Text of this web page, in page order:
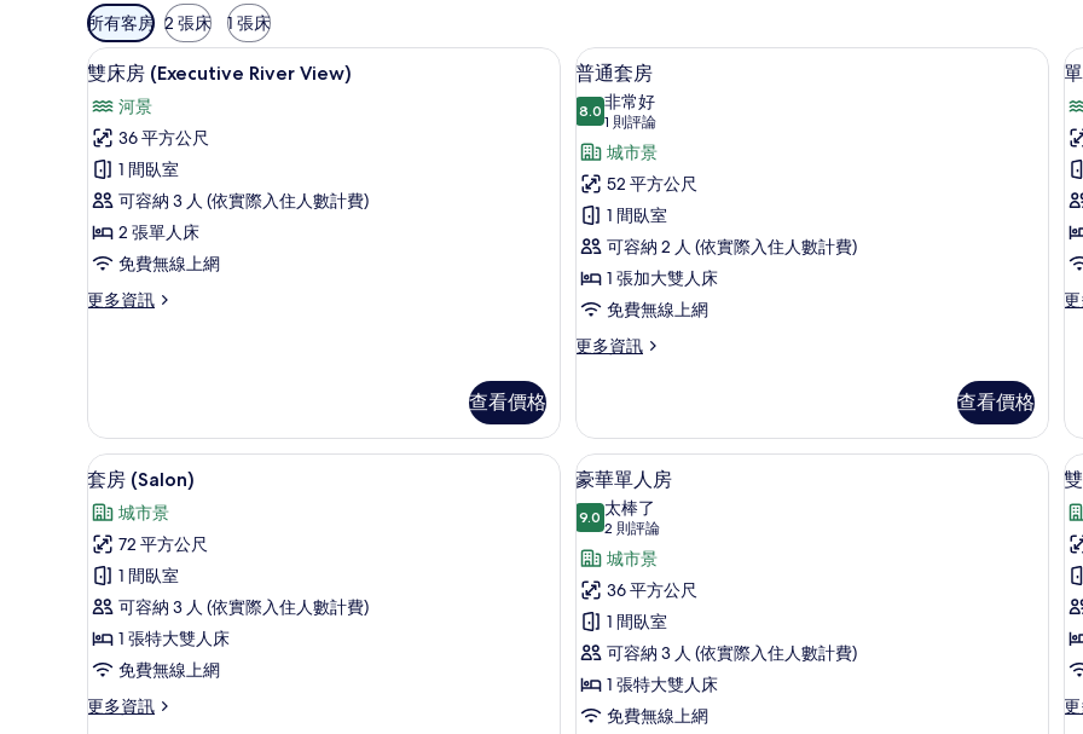
可
用
的
客
房
篩
選
條
件
所有客房 2 張床 1 張床
顯
雙
床
房
(Executive
River
View)
的
片
雙床房 (Executive River View) | 1 間臥室、低過敏寢具、客房內保險箱、書桌
6
雙床房 (Executive River View)
河景
36 平方公尺
1 間臥室
可容納 3 人 (依實際入住人數計費)
2 張單人床
免費無線上網
更多資訊
更
River
View)
的
詳
情
查看價格
顯
示
普
通
套
房
的
所
有
相
普通套房 | 1 間臥室、低過敏寢具、客
4
普通套房
8.08.0 分，滿分 10 分
非常好
1 則評論
(1
則
評
論)
城市景
52 平方公尺
1 間臥室
可容納 2 人 (依實際入住人數計費)
1 張加大雙人床
免費無線上網
更多資訊
更
套
房
的
情
查看價格
顯
片
更
的
詳
情
顯
示
套
房
(Salon)
的
所
有
相
套房 (Salon) | 1 間臥室、低過敏寢具、客房內保險箱、書桌
5
套房 (Salon)
城市景
72 平方公尺
1 間臥室
可容納 3 人 (依實際入住人數計費)
1 張特大雙人床
免費無線上網
更多資訊
更
顯
示
豪
華
單
人
房
的
所
豪華單人房 | 1 間臥室、低過敏寢具、
2
豪華單人房
9.09.0 分，滿分 10 分
太棒了
2 則評論
(2
則
評
論)
城市景
36 平方公尺
1 間臥室
可容納 3 人 (依實際入住人數計費)
1 張特大雙人床
免費無線上網
顯
示
更